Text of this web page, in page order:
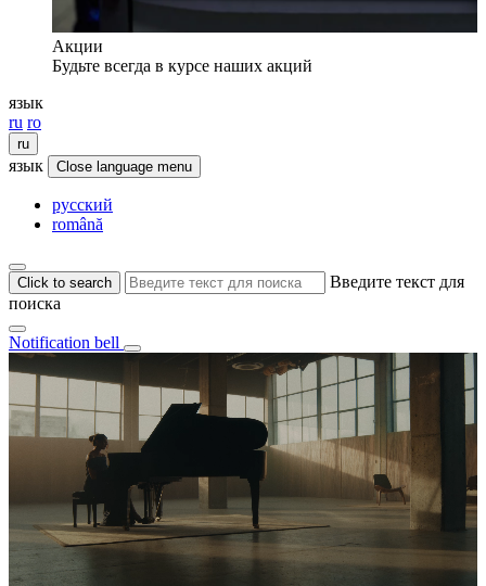
Акции
Будьте всегда в курсе наших акций
язык
ru ro
ru
язык Close language menu
русский
română
Click to search
Введите текст для
поиска
Notification bell